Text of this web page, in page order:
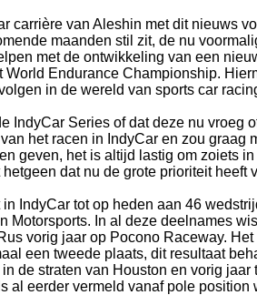
carrière van Aleshin met dit nieuws
maanden stil zit, de nu
met de ontwikkeling van een
World Endurance Championship.
in de wereld van sports car
IndyCar Series of dat deze nu vroeg
het racen in IndyCar en zou graag
geven, het is altijd lastig om zoiets
dat nu de grote prioriteit heeft
IndyCar tot op heden aan 46
Motorsports. In al deze deelnames
vorig jaar op Pocono Raceway.
een tweede plaats, dit resultaat
de straten van Houston en vorig
al eerder vermeld vanaf pole position